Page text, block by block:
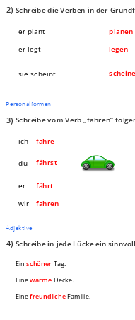
2) Schreibe die Verben in der
er plant planen
er legt legen
sie scheint
Personalformen
3) Schreibe vom Verb „fahren“
ich fahre
du fährst
er
fährt
wir
fahren
Adjektive
4) Schreibe in jede Lücke ein
Einschöner Tag.
Einewarme Decke.
EinefreundlicheFamilie.